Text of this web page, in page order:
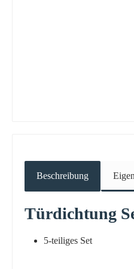
Beschreibung
Türdichtung
5-teiliges Set